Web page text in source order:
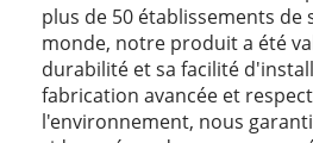
plus de 50 établissements de
monde, notre produit a été
durabilité et sa facilité
fabrication avancée et
l'environnement, nous